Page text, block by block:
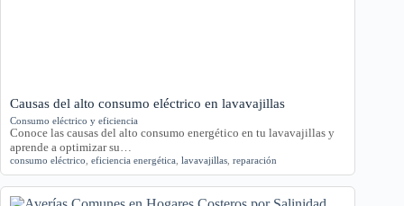
Causas del alto consumo eléctrico en lavavajillas
Consumo eléctrico y eficiencia
Conoce las causas del alto consumo energético en tu lavavajillas y
aprende a optimizar su…
consumo eléctrico eficiencia energética lavavajillas reparación